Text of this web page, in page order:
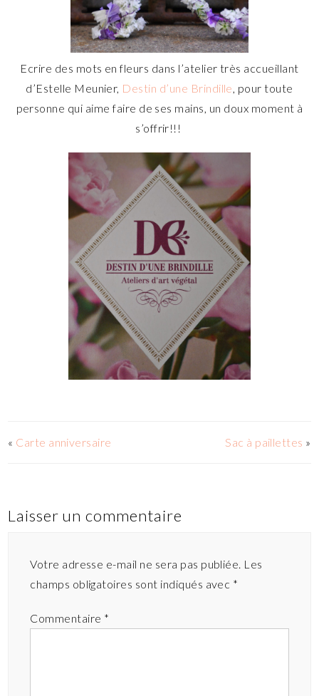
Ecrire des mots en fleurs dans l’atelier très accueillant
d’Estelle Meunier, Destin d’une Brindille , pour toute
personne qui aime faire de ses mains, un doux moment à
s’offrir!!!
« Carte anniversaire Sac à paillettes »
Laisser un commentaire
Votre adresse e-mail ne sera pas publiée. Les
champs obligatoires sont indiqués avec *
Commentaire *